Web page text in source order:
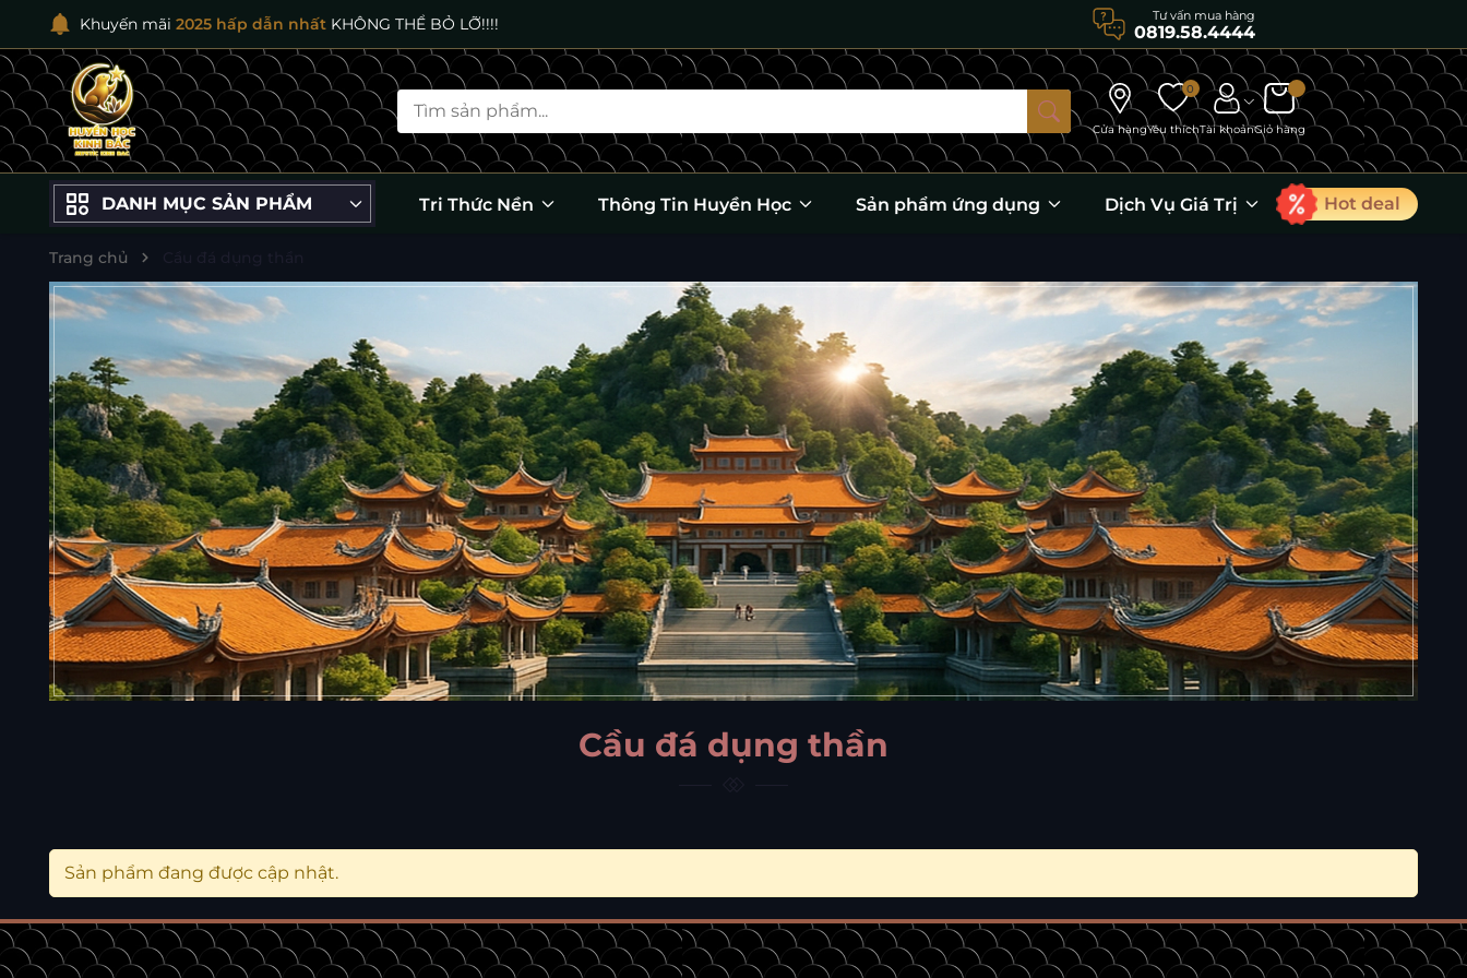
Khuyến mãi 2025 hấp dẫn nhất KHÔNG THỂ BỎ LỠ!!!! Tư vấn mua hàng
0819.58.4444
Cửa hàng
0
Yêu thíchTài khoảnGiỏ hàng
DANH MỤC SẢN PHẨM Tri Thức Nền Thông Tin Huyền Học Sản phẩm ứng dụng Dịch Vụ Giá Trị Hot deal
Trang chủ
Cầu đá dụng thần
Sản phẩm đang được cập nhật.